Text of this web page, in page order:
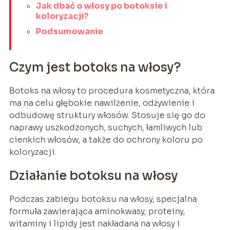
Jak dbać o włosy po botoksie i
koloryzacji?
Podsumowanie
Czym jest botoks na włosy?
Botoks na włosy to procedura kosmetyczna, która
ma na celu głębokie nawilżenie, odżywienie i
odbudowę struktury włosów. Stosuje się go do
naprawy uszkodzonych, suchych, łamliwych lub
cienkich włosów, a także do ochrony koloru po
koloryzacji.
Działanie botoksu na włosy
Podczas zabiegu botoksu na włosy, specjalna
formuła zawierająca aminokwasy, proteiny,
witaminy i lipidy jest nakładana na włosy i